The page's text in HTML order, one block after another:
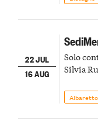
22 JUL
16 AUG
Solo
Silvia